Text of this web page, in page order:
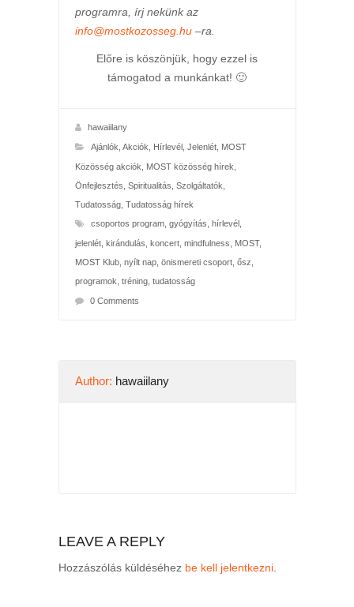
programra, írj nekünk az
info@mostkozosseg.hu–ra.
Előre is köszönjük, hogy ezzel is
támogatod a munkánkat! 🙂
hawaiilany
Ajánlók Akciók Hírlevél Jelenlét, MOST
Közösség akciók MOST közösség hírek
Önfejlesztés Spiritualitás Szolgáltatók
Tudatosság, Tudatosság hírek
csoportos program, gyógyítás hírlevél
jelenlét, kirándulás koncert, mindfulness MOST,
MOST Klub, nyílt nap, önismereti csoport, ősz
programok tréning, tudatosság
0 Comments
Author: hawaiilany
LEAVE A REPLY
Hozzászólás küldéséhez be kell jelentkezni.